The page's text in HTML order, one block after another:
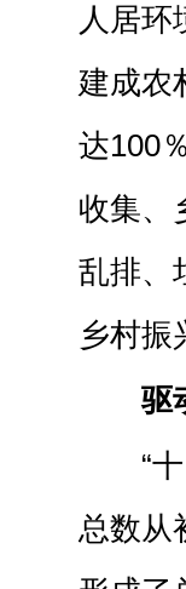
人居环
建成农
达100
收集、
乱排、
乡村振
驱
“
总数从